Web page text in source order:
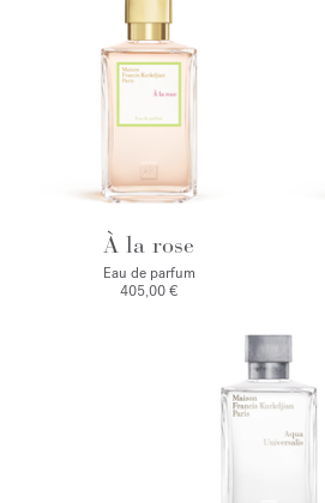
À la rose
Eau de parfum
405,00 €